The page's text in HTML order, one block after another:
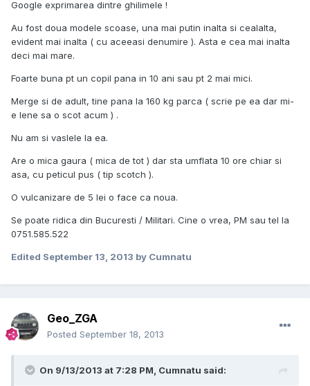
Google exprimarea dintre ghilimele !
Au fost doua modele scoase, una mai putin inalta si cealalta,
evident mai inalta ( cu aceeasi denumire ). Asta e cea mai inalta
deci mai mare.
Foarte buna pt un copil pana in 10 ani sau pt 2 mai mici.
Merge si de adult, tine pana la 160 kg parca ( scrie pe ea dar mi-
e lene sa o scot acum ) .
Nu am si vaslele la ea.
Are o mica gaura ( mica de tot ) dar sta umflata 10 ore chiar si
asa, cu peticul pus ( tip scotch ).
O vulcanizare de 5 lei o face ca noua.
Se poate ridica din Bucuresti / Militari. Cine o vrea, PM sau tel la
0751.585.522
Edited September 13, 2013 by Cumnatu
Geo_ZGA
Posted September 18, 2013
On 9/13/2013 at 7:28 PM, Cumnatu said: